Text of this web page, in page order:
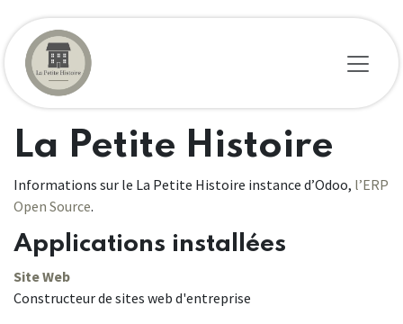
La Petite Histoire
Informations sur le La Petite Histoire instance d’Odoo, l’ERP
Open Source.
Applications installées
Site Web
Constructeur de sites web d'entreprise